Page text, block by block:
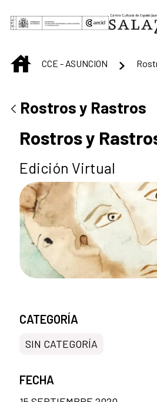
Saltar al contenido principal
INICIOCCE - ASUNCION
Rostros y Rastros
Rostros y
Edición Virtual
CATEGORÍA
SIN CATEGORÍA
FECHA